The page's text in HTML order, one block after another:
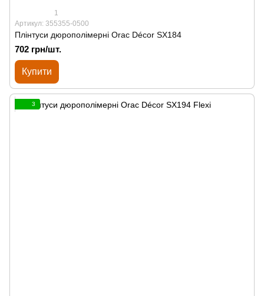
1
Артикул: 355355-0500
Плінтуси дюрополімерні Orac Décor SX184
702 грн/шт.
Купити
3